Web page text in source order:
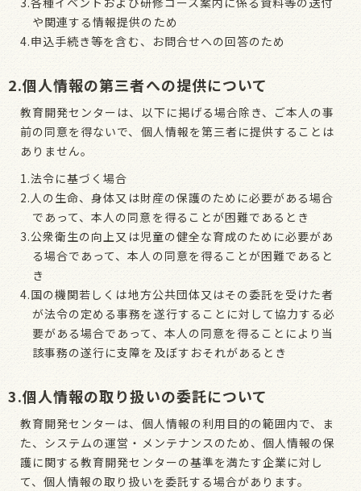
や関連する情報提供のため
4.申込手続き等を含む、お問合せへの回答のため
2.個人情報の第三者への提供について
教育開発センターは、以下に掲げる場合除き、ご本人の事
前の同意を得ないで、個人情報を第三者に提供することは
ありません。
1.法令に基づく場合
2.人の生命、身体又は財産の保護のために必要がある場合
であって、本人の同意を得ることが困難であるとき
3.公衆衛生の向上又は児童の健全な育成のために必要があ
る場合であって、本人の同意を得ることが困難であると
き
4.国の機関若しくは地方公共団体又はその委託を受けた者
が法令の定める事務を遂行することに対して協力する必
要がある場合であって、本人の同意を得ることにより当
該事務の遂行に支障を及ぼすおそれがあるとき
3.個人情報の取り扱いの委託について
教育開発センターは、個人情報の利用目的の範囲内で、ま
た、システムの運営・メンテナンスのため、個人情報の保
護に関する教育開発センターの基準を満たす企業に対し
て、個人情報の取り扱いを委託する場合があります。